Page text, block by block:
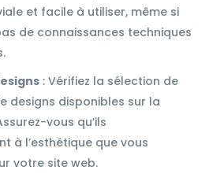
et facile à utiliser, même si
de connaissances techniques
: Vérifiez la sélection de
designs disponibles sur la
vous qu’ils
à l’esthétique que vous
votre site web.